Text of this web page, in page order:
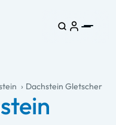
Dachstein Gletscher